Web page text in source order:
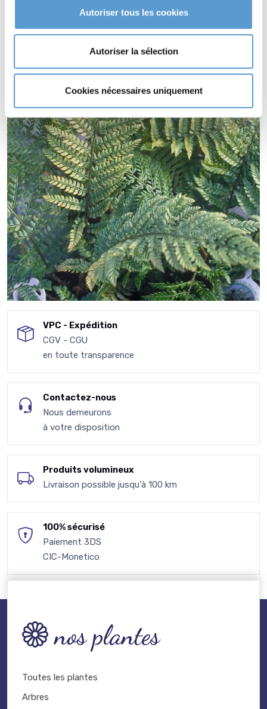
Autoriser tous les cookies
Autoriser la sélection
Cookies nécessaires uniquement
feuillage persistant.
VPC - Expédition
CGV - CGU
en toute transparence
Contactez-nous
Nous demeurons
à votre disposition
Produits volumineux
Livraison possible jusqu'à 100 km
100% sécurisé
Paiement 3DS
CIC-Monetico
nos plantes
Toutes les plantes
Arbres